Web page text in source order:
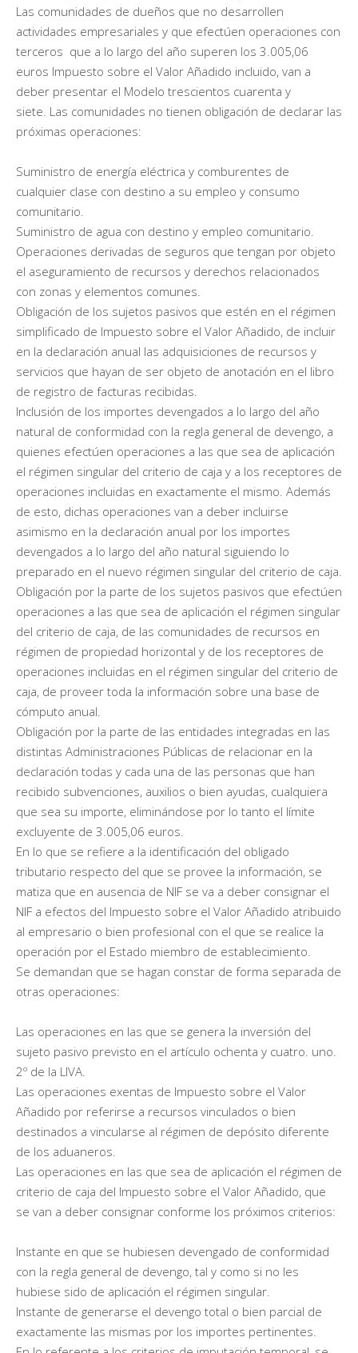
Las comunidades de dueños que no desarrollen
actividades empresariales y que efectúen operaciones con
terceros que a lo largo del año superen los 3.005,06
euros Impuesto sobre el Valor Añadido incluido, van a
deber presentar el Modelo trescientos cuarenta y
siete. Las comunidades no tienen obligación de declarar las
próximas operaciones:
Suministro de energía eléctrica y comburentes de
cualquier clase con destino a su empleo y consumo
comunitario.
Suministro de agua con destino y empleo comunitario.
Operaciones derivadas de seguros que tengan por objeto
el aseguramiento de recursos y derechos relacionados
con zonas y elementos comunes.
Obligación de los sujetos pasivos que estén en el régimen
simplificado de Impuesto sobre el Valor Añadido, de incluir
en la declaración anual las adquisiciones de recursos y
servicios que hayan de ser objeto de anotación en el libro
de registro de facturas recibidas.
Inclusión de los importes devengados a lo largo del año
natural de conformidad con la regla general de devengo, a
quienes efectúen operaciones a las que sea de aplicación
el régimen singular del criterio de caja y a los receptores de
operaciones incluidas en exactamente el mismo. Además
de esto, dichas operaciones van a deber incluirse
asimismo en la declaración anual por los importes
devengados a lo largo del año natural siguiendo lo
preparado en el nuevo régimen singular del criterio de caja.
Obligación por la parte de los sujetos pasivos que efectúen
operaciones a las que sea de aplicación el régimen singular
del criterio de caja, de las comunidades de recursos en
régimen de propiedad horizontal y de los receptores de
operaciones incluidas en el régimen singular del criterio de
caja, de proveer toda la información sobre una base de
cómputo anual.
Obligación por la parte de las entidades integradas en las
distintas Administraciones Públicas de relacionar en la
declaración todas y cada una de las personas que han
recibido subvenciones, auxilios o bien ayudas, cualquiera
que sea su importe, eliminándose por lo tanto el límite
excluyente de 3.005,06 euros.
En lo que se refiere a la identificación del obligado
tributario respecto del que se provee la información, se
matiza que en ausencia de NIF se va a deber consignar el
NIF a efectos del Impuesto sobre el Valor Añadido atribuido
al empresario o bien profesional con el que se realice la
operación por el Estado miembro de establecimiento.
Se demandan que se hagan constar de forma separada de
otras operaciones:
Las operaciones en las que se genera la inversión del
sujeto pasivo previsto en el artículo ochenta y cuatro. uno.
2º de la LIVA.
Las operaciones exentas de Impuesto sobre el Valor
Añadido por referirse a recursos vinculados o bien
destinados a vincularse al régimen de depósito diferente
de los aduaneros.
Las operaciones en las que sea de aplicación el régimen de
criterio de caja del Impuesto sobre el Valor Añadido, que
se van a deber consignar conforme los próximos criterios:
Instante en que se hubiesen devengado de conformidad
con la regla general de devengo, tal y como si no les
hubiese sido de aplicación el régimen singular.
Instante de generarse el devengo total o bien parcial de
exactamente las mismas por los importes pertinentes.